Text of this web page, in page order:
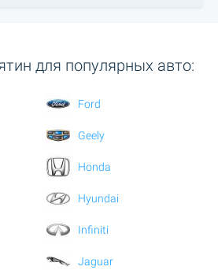
для популярных авто:
Ford
Geely
Honda
Hyundai
Infiniti
Jaguar